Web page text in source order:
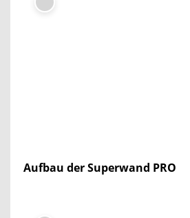
Aufbau der Superwand PRO